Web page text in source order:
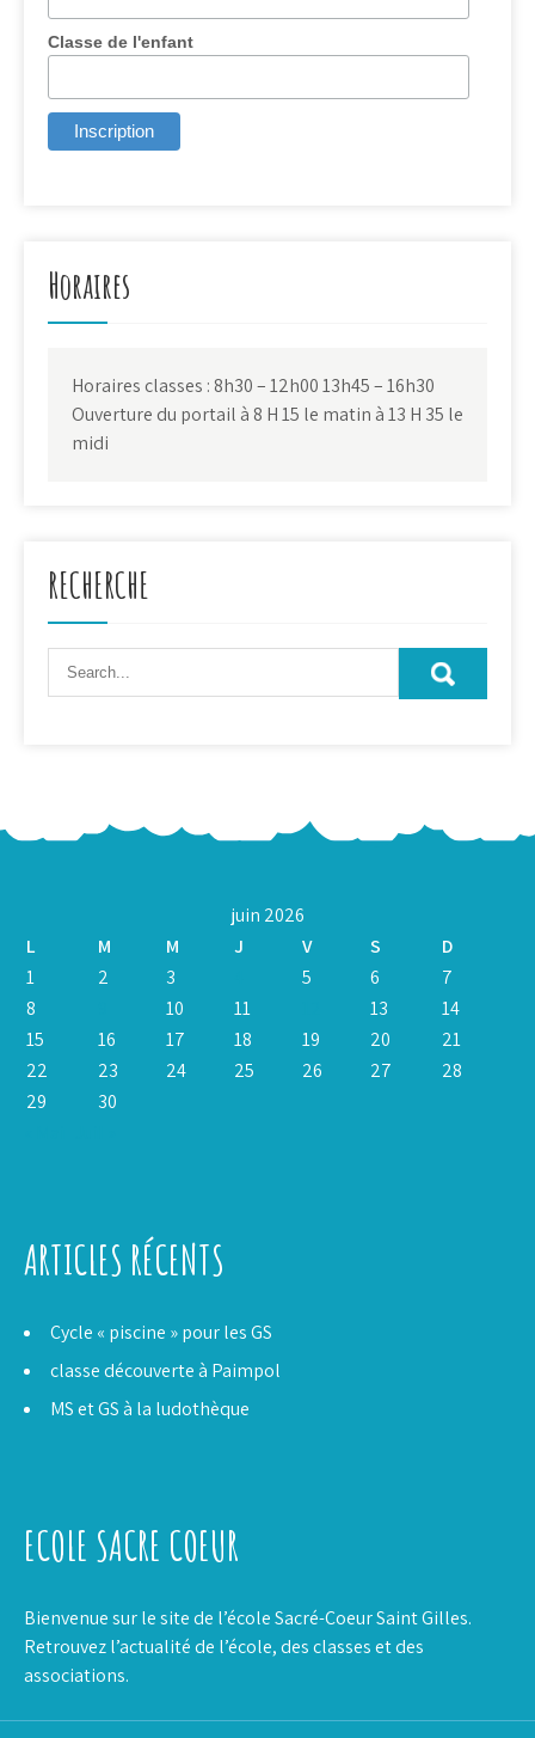
Classe de l'enfant
Horaires
Horaires classes : 8h30 – 12h00 13h45 – 16h30
Ouverture du portail à 8 H 15 le matin à 13 H 35 le
midi
RECHERCHE
juin 2026
L
M M J V S
D
1
2 3 5 6
7
8
10 11 13
14
15
16 17 18 19 20
21
22
23 24 25 26 27
28
29
30
ARTICLES RÉCENTS
Cycle « piscine » pour les GS
classe découverte à Paimpol
MS et GS à la ludothèque
ECOLE SACRE COEUR
Bienvenue sur le site de l’école Sacré-Coeur Saint Gilles.
Retrouvez l’actualité de l’école, des classes et des
associations.